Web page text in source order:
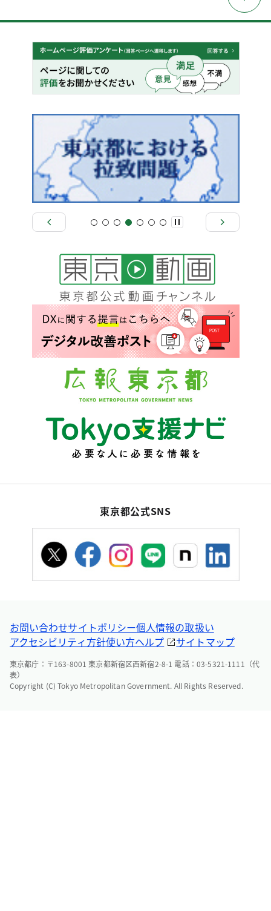
東京都公式SNS
お問い合わせサイトポリシー個人情報の取扱い
アクセシビリティ方針使い方ヘルプ サイトマップ
東京都庁：〒163-8001 東京都新宿区西新宿2-8-1 電話：03-5321-1111（代
表）
Copyright (C) Tokyo Metropolitan Government. All Rights Reserved.